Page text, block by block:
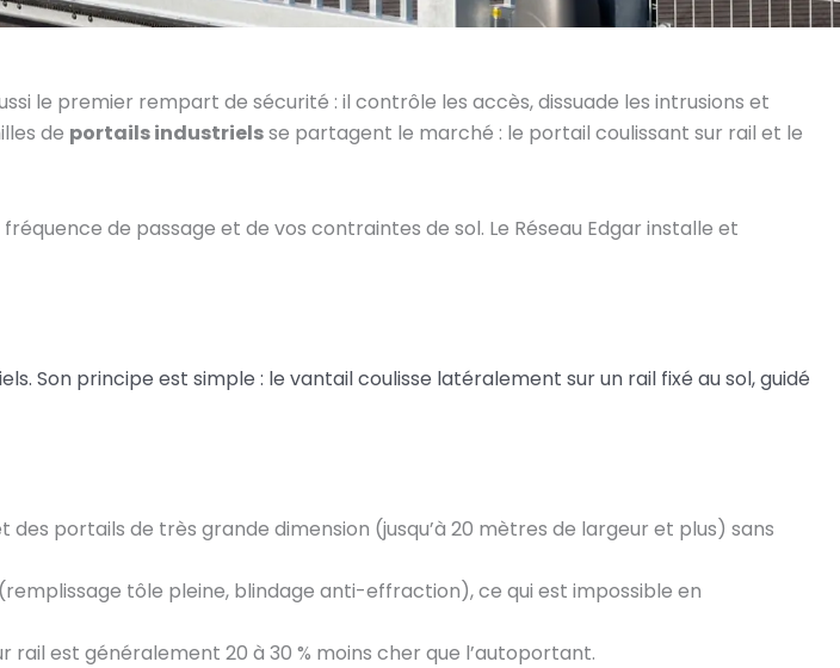
le premier rempart de sécurité : il contrôle les accès, dissuade les intrusions et
de portails industrielsse partagent le marché : le portail coulissant sur rail et le
de passage et de vos contraintes de sol. Le Réseau Edgar installe et
Son principe est simple : le vantail coulisse latéralement sur un rail fixé au sol, guidé
portails de très grande dimension (jusqu’à 20 mètres de largeur et plus) sans
tôle pleine, blindage anti-effraction), ce qui est impossible en
est généralement 20 à 30 % moins cher que l’autoportant.